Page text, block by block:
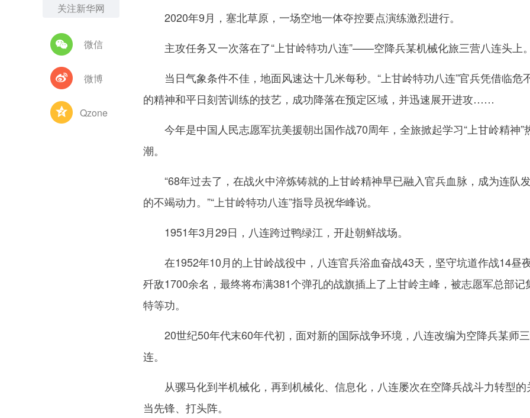
关注新华网
微信
微博
Qzone
2020年9月，塞北草原，一场空地一体夺控要点演练激烈进行。
主攻任务又一次落在了“上甘岭特功八连”——空降兵某机械化旅三营八连头上。
当日气象条件不佳，地面风速达十几米每秒。“上甘岭特功八连”官兵凭借临危
的精神和平日刻苦训练的技艺，成功降落在预定区域，并迅速展开进攻……
今年是中国人民志愿军抗美援朝出国作战70周年，全旅掀起学习“上甘岭精神”
潮。
“68年过去了，在战火中淬炼铸就的上甘岭精神早已融入官兵血脉，成为连队
的不竭动力。”“上甘岭特功八连”指导员祝华峰说。
1951年3月29日，八连跨过鸭绿江，开赴朝鲜战场。
在1952年10月的上甘岭战役中，八连官兵浴血奋战43天，坚守坑道作战14昼
歼敌1700余名，最终将布满381个弹孔的战旗插上了上甘岭主峰，被志愿军总部记
特等功。
20世纪50年代末60年代初，面对新的国际战争环境，八连改编为空降兵某师
连。
从骡马化到半机械化，再到机械化、信息化，八连屡次在空降兵战斗力转型的
当先锋、打头阵。